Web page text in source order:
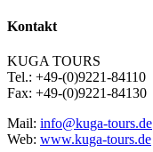
Kontakt
KUGA TOURS
Tel.: +49-(0)9221-84110
Fax: +49-(0)9221-84130
Mail: info@kuga-tours.de
Web: www.kuga-tours.de